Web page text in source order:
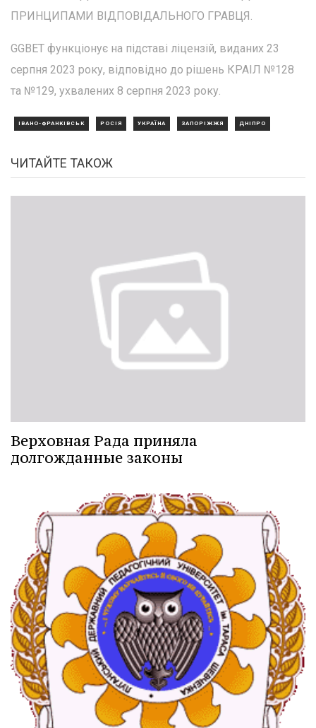
ПРИНЦИПАМИ ВІДПОВІДАЛЬНОГО ГРАВЦЯ.
GGBET функціонує на підставі ліцензій, виданих 23
серпня 2023 року, відповідно до рішень КРАІЛ №128
та №129, ухвалених 8 серпня 2023 року.
ІВАНО-ФРАНКІВСЬК РОСІЯ УКРАЇНА ЗАПОРІЖЖЯ ДНІПРО
ЧИТАЙТЕ ТАКОЖ
Верховная Рада приняла
долгожданные законы